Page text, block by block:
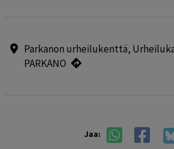
Parkanon urheilukenttä,
PARKANO
Jaa: